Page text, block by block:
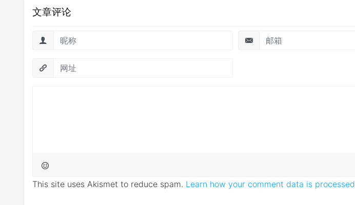
文章评论
This site uses Akismet to reduce spam. Learn how your comment data is processed